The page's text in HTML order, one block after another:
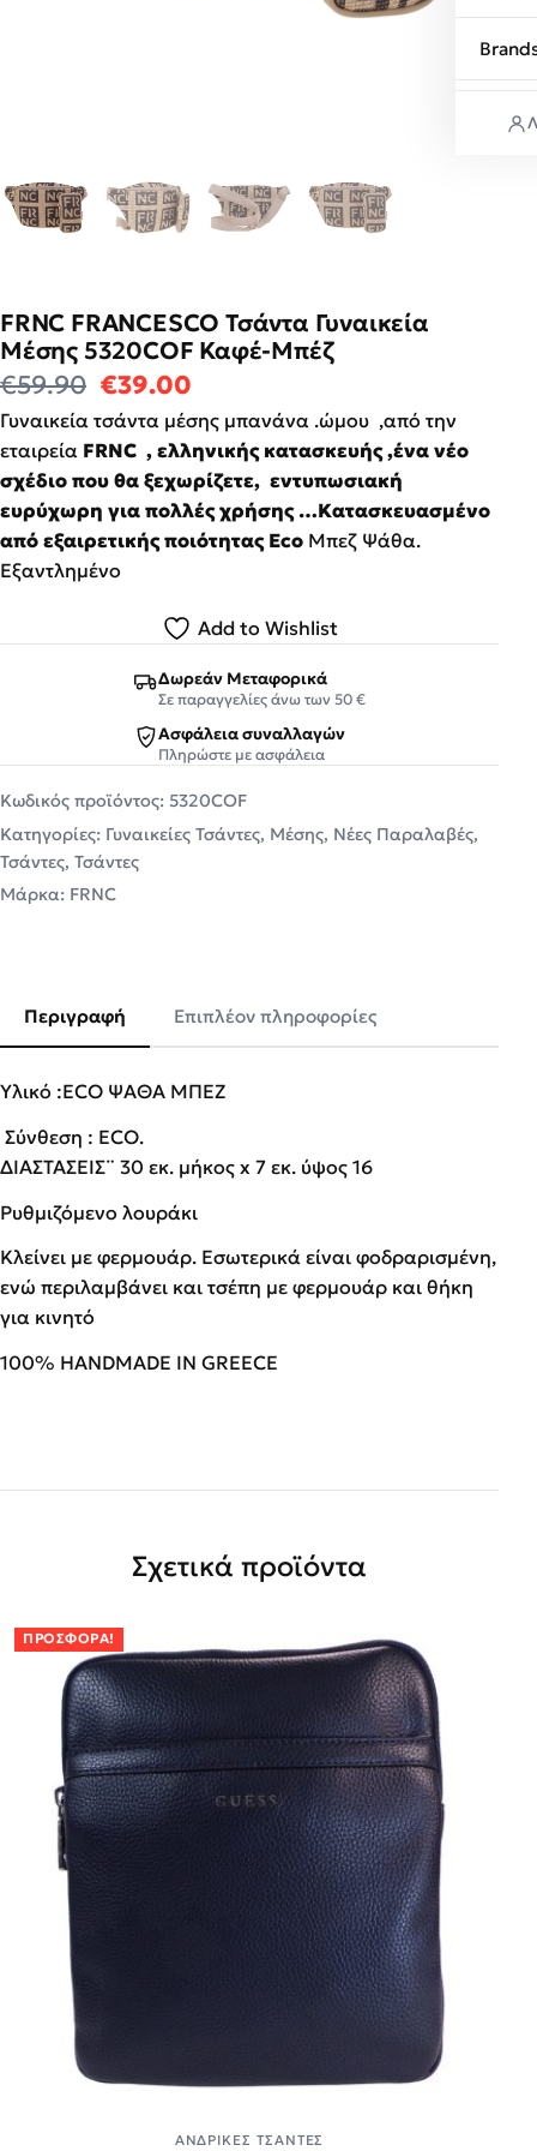
FRNC FRANCESCO Τσάντα Γυναικεία
Μέσης 5320COF Καφέ-Μπέζ
€59.90 Original price was: €59.90.
€39.00
Γυναικεία τσάντα μέσης μπανάνα .ώμου ,από την
εταιρεία FRNC , ελληνικής κατασκευής ,ένα νέο
σχέδιο που θα ξεχωρίζετε, εντυπωσιακή
ευρύχωρη για πολλές χρήσης …Κατασκευασμένο
από εξαιρετικής ποιότητας Eco Μπεζ Ψάθα.
Εξαντλημένο
Add to Wishlist
Δωρεάν Μεταφορικά
Σε παραγγελίες άνω των 50 €
Ασφάλεια συναλλαγών
Πληρώστε με ασφάλεια
Κωδικός προϊόντος: 5320COF
Κατηγορίες: Γυναικείες Τσάντες, Μέσης, Νέες Παραλαβές,
Τσάντες, Τσάντες
Μάρκα: FRNC
Περιγραφή Επιπλέον πληροφορίες
Υλικό :ECO ΨΑΘΑ ΜΠΕΖ
Σύνθεση : ECO.
ΔΙΑΣΤΑΣΕΙΣ¨ 30 εκ. μήκος x 7 εκ. ύψος 16
Ρυθμιζόμενο λουράκι
Κλείνει με φερμουάρ. Εσωτερικά είναι φοδραρισμένη,
ενώ περιλαμβάνει και τσέπη με φερμουάρ και θήκη
για κινητό
100% HANDMADE IN GREECE
Σχετικά προϊόντα
ΠΡΟΣΦΟΡΆ!
ΑΝΔΡΙΚΈΣ ΤΣΆΝΤΕΣ